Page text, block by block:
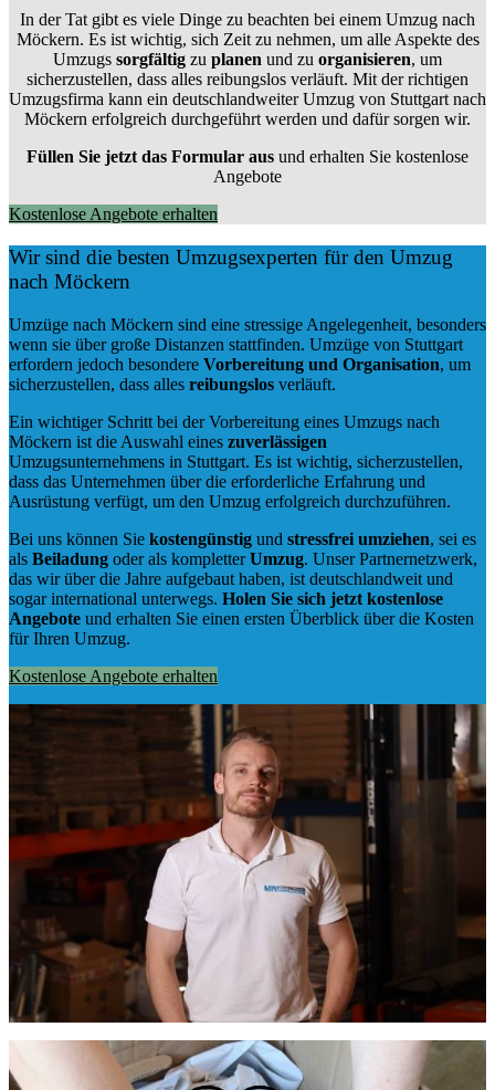
In der Tat gibt es viele Dinge zu beachten bei einem Umzug nach
Möckern. Es ist wichtig, sich Zeit zu nehmen, um alle Aspekte des
Umzugs sorgfältig zu planen und zu organisieren, um
sicherzustellen, dass alles reibungslos verläuft. Mit der richtigen
Umzugsfirma kann ein deutschlandweiter Umzug von Stuttgart nach
Möckern erfolgreich durchgeführt werden und dafür sorgen wir.
Füllen Sie jetzt das Formular aus und erhalten Sie kostenlose
Angebote
Kostenlose Angebote erhalten
Wir sind die besten Umzugsexperten für den Umzug
nach Möckern
Umzüge nach Möckern sind eine stressige Angelegenheit, besonders
wenn sie über große Distanzen stattfinden. Umzüge von Stuttgart
erfordern jedoch besondere Vorbereitung und Organisation, um
sicherzustellen, dass alles reibungslos verläuft.
Ein wichtiger Schritt bei der Vorbereitung eines Umzugs nach
Möckern ist die Auswahl eines zuverlässigen
Umzugsunternehmens in Stuttgart. Es ist wichtig, sicherzustellen,
dass das Unternehmen über die erforderliche Erfahrung und
Ausrüstung verfügt, um den Umzug erfolgreich durchzuführen.
Bei uns können Sie kostengünstig und stressfrei umziehen, sei es
als Beiladung oder als kompletterUmzug. Unser Partnernetzwerk,
das wir über die Jahre aufgebaut haben, ist deutschlandweit und
sogar international unterwegs. Holen Sie sich jetzt kostenlose
Angebote und erhalten Sie einen ersten Überblick über die Kosten
für Ihren Umzug.
Kostenlose Angebote erhalten